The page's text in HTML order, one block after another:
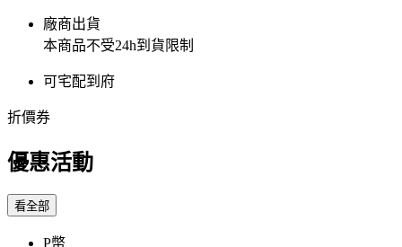
廠商出貨
本商品不受24h到貨限制
可宅配到府
折價券
優惠活動
看全部
P幣